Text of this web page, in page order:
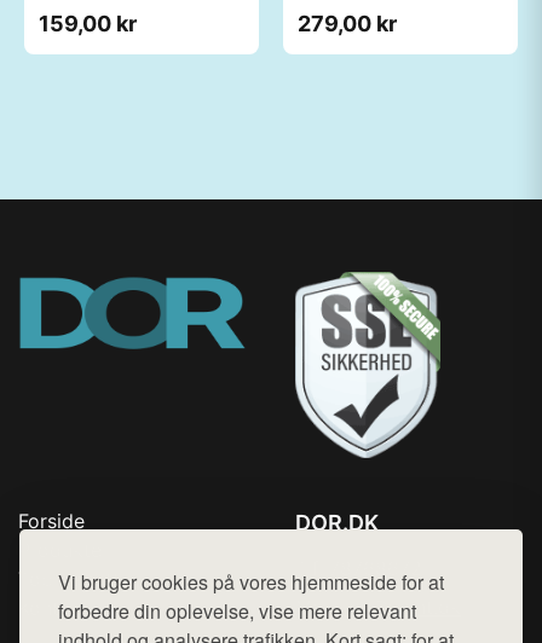
Vi bruger cookies på vores hjemmeside for at
forbedre din oplevelse, vise mere relevant
159,00 kr 279,00 kr
Forside
Top Rabatter
Kontakt
DOR.DK
Mail: hej@want.dk